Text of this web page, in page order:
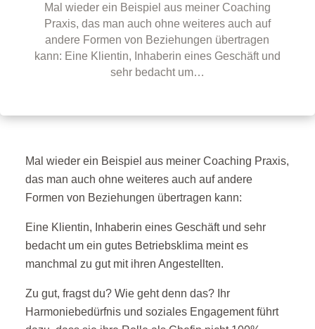
Mal wieder ein Beispiel aus meiner Coaching
Praxis, das man auch ohne weiteres auch auf
andere Formen von Beziehungen übertragen
kann: Eine Klientin, Inhaberin eines Geschäft und
sehr bedacht um…
Mal wieder ein Beispiel aus meiner Coaching Praxis,
das man auch ohne weiteres auch auf andere
Formen von Beziehungen übertragen kann:
Eine Klientin, Inhaberin eines Geschäft und sehr
bedacht um ein gutes Betriebsklima meint es
manchmal zu gut mit ihren Angestellten.
Zu gut, fragst du? Wie geht denn das? Ihr
Harmoniebedürfnis und soziales Engagement führt